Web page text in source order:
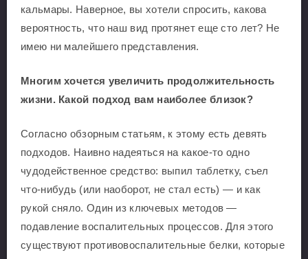
кальмары. Наверное, вы хотели спросить, какова
вероятность, что наш вид протянет еще сто лет? Не
имею ни малейшего представления.
Многим хочется увеличить продолжительность
жизни. Какой подход вам наиболее близок?
Согласно обзорным статьям, к этому есть девять
подходов. Наивно надеяться на какое-то одно
чудодейственное средство: выпил таблетку, съел
что-нибудь (или наоборот, не стал есть) — и как
рукой сняло. Один из ключевых методов —
подавление воспалительных процессов. Для этого
существуют противовоспалительные белки, которые